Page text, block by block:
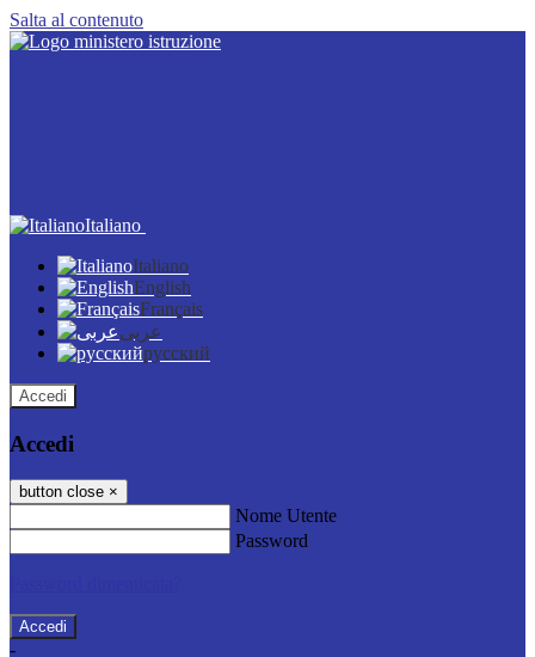
Salta al contenuto
Italiano
Italiano
English
Français
عربى
русский
Accedi
Accedi
button close ×
Nome Utente
Password
-